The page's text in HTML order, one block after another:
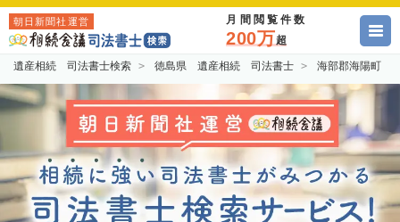
朝日新聞社運営 月間閲覧件数
200万超
遺産相続 司法書士検索 徳島県 遺産相続 司法書士 海部郡海陽町